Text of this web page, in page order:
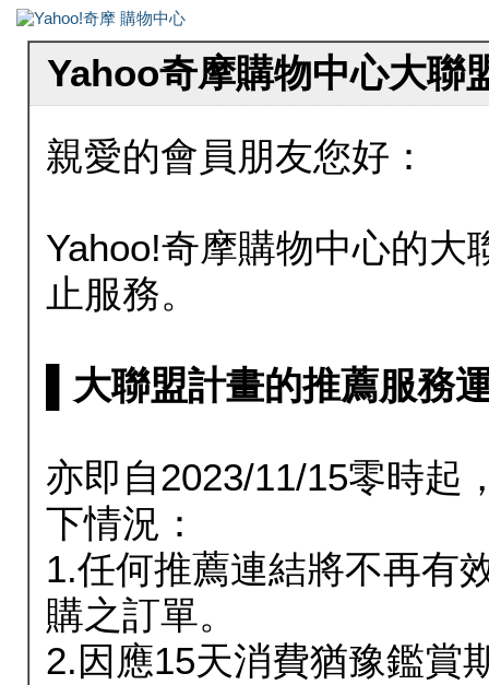
Yahoo奇摩購物中心大聯
親愛的會員朋友您好：
Yahoo!奇摩購物中心的大
止服務。
▌大聯盟計畫的推薦服務
亦即自2023/11/15零時起
下情況：
1.任何推薦連結將不再有
購之訂單。
2.因應15天消費猶豫鑑賞